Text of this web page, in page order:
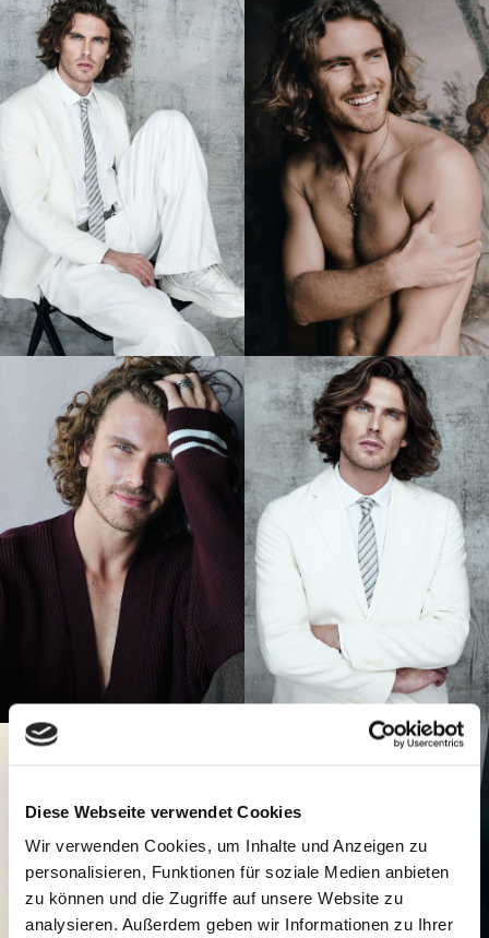
Diese Webseite verwendet Cookies
Wir verwenden Cookies, um Inhalte und Anzeigen zu
personalisieren, Funktionen für soziale Medien anbieten
zu können und die Zugriffe auf unsere Website zu
analysieren. Außerdem geben wir Informationen zu Ihrer